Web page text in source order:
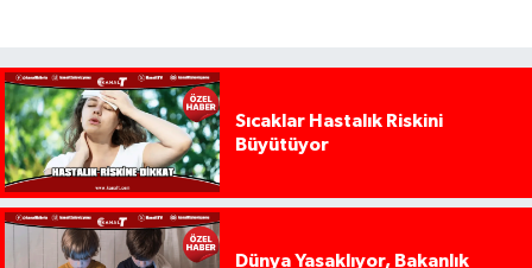
Sıcaklar Hastalık Riskini
Büyütüyor
Dünya Yasaklıyor, Bakanlık